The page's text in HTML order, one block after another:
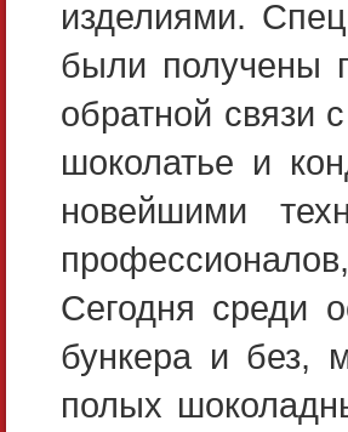
изделиями.
были получены
обратной связи
шоколатье и
новейшими
Сегодня среди
бункера и без,
полых